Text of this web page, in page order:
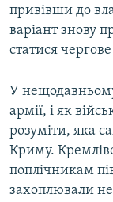
привівши до
варіант знову
статися
У
армії, і як
розуміти, яка
Криму.
поплічникам
захоплювали